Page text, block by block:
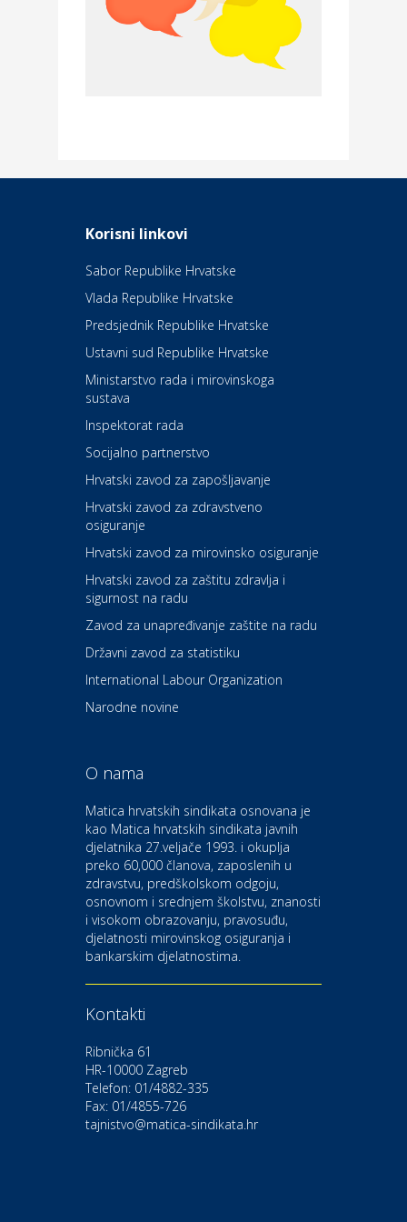
Daruvarske toplice – ljekovita
Kultura i edukacija
Kazalište Kerempuh
Kultura i edukacija
Kazalište ZKM
Auto-moto i tehnika
Zdravlje i osiguranje
Povoljnosti
Dental Sudar
Dom i dizajn
Euro-vrt – kosilice, motorne
Odmor
Bistrica
Auto-moto i tehnika
CIAK Auto d.o.o.
Kultura i edukacija
Kazalište Gavella
Moda i ljepota
Gastro
Hotel Bunčić Vrbovec
Korisni linkovi
Sabor Republike Hrvatske
Vlada Republike Hrvatske
Predsjednik Republike Hrvatske
Ustavni sud Republike Hrvatske
Ministarstvo rada i mirovinskoga
sustava
Inspektorat rada
Socijalno partnerstvo
Hrvatski zavod za zapošljavanje
Hrvatski zavod za zdravstveno
osiguranje
Hrvatski zavod za mirovinsko osiguranje
Hrvatski zavod za zaštitu zdravlja i
sigurnost na radu
Zavod za unapređivanje zaštite na radu
Državni zavod za statistiku
International Labour Organization
Narodne novine
O nama
Matica hrvatskih sindikata osnovana je
kao Matica hrvatskih sindikata javnih
djelatnika 27.veljače 1993. i okuplja
preko 60,000 članova, zaposlenih u
zdravstvu, predškolskom odgoju,
osnovnom i srednjem školstvu, znanosti
i visokom obrazovanju, pravosuđu,
djelatnosti mirovinskog osiguranja i
bankarskim djelatnostima.
Kontakti
Ribnička 61
HR-10000 Zagreb
Telefon: 01/4882-335
Fax: 01/4855-726
tajnistvo@matica-sindikata.hr